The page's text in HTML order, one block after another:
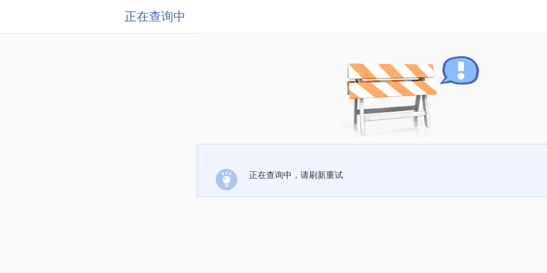
正在查询中
正在查询中，请刷新重试